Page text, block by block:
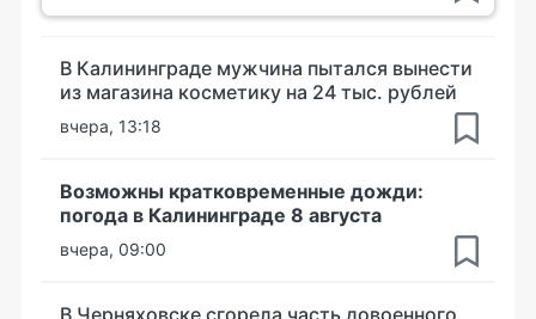
В Калининграде мужчина пытался вынести
из магазина косметику на 24 тыс. рублей
вчера, 13:18
Возможны кратковременные дожди:
погода в Калининграде 8 августа
вчера, 09:00
В Черняховске сгорела часть довоенного